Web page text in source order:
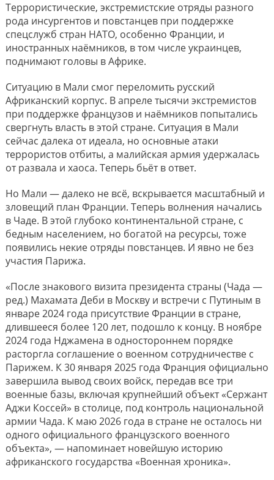
Террористические, экстремистские отряды разного
рода инсургентов и повстанцев при поддержке
спецслужб стран НАТО, особенно Франции, и
иностранных наёмников, в том числе украинцев,
поднимают головы в Африке.
Ситуацию в Мали смог переломить русский
Африканский корпус. В апреле тысячи экстремистов
при поддержке французов и наёмников попытались
свергнуть власть в этой стране. Ситуация в Мали
сейчас далека от идеала, но основные атаки
террористов отбиты, а малийская армия удержалась
от развала и хаоса. Теперь бьёт в ответ.
Но Мали — далеко не всё, вскрывается масштабный и
зловещий план Франции. Теперь волнения начались
в Чаде. В этой глубоко континентальной стране, с
бедным населением, но богатой на ресурсы, тоже
появились некие отряды повстанцев. И явно не без
участия Парижа.
«После знакового визита президента страны (Чада —
ред.) Махамата Деби в Москву и встречи с Путиным в
январе 2024 года присутствие Франции в стране,
длившееся более 120 лет, подошло к концу. В ноябре
2024 года Нджамена в одностороннем порядке
расторгла соглашение о военном сотрудничестве с
Парижем. К 30 января 2025 года Франция официально
завершила вывод своих войск, передав все три
военные базы, включая крупнейший объект «Сержант
Аджи Коссей» в столице, под контроль национальной
армии Чада. К маю 2026 года в стране не осталось ни
одного официального французского военного
объекта», — напоминает новейшую историю
африканского государства «Военная хроника».